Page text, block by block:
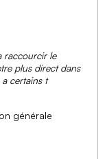
raccourcir le
plus direct dans
certains t
générale